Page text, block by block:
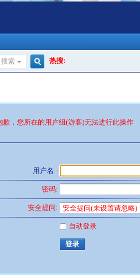
搜索
索
热搜:
歉，您所在的用户组(游客)无法进行此操作
用户名
密码:
安全提问:
自动登录
登录